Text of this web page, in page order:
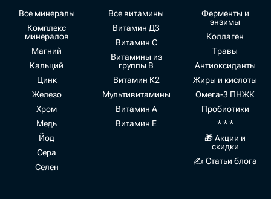
Все минералы
Комплекс
минералов
Магний
Кальций
Цинк
Железо
Хром
Медь
Йод
Сера
Селен
Все витамины
Витамин Д3
Витамин С
Витамины из
группы В
Витамин К2
Мультивитамины
Витамин А
Витамин Е
Ферменты и
энзимы
Коллаген
Травы
Антиоксиданты
Жиры и кислоты
Омега-3 ПНЖК
Пробиотики
* * *
🎁 Акции и
скидки
✍ Статьи блога